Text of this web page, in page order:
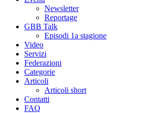
Newsletter
Reportage
GBB Talk
Episodi 1a stagione
Video
Servizi
Federazioni
Categorie
Articoli
Articoli short
Contatti
FAQ